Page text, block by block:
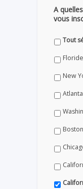
A
vous
Tout
Floride
New
Boston